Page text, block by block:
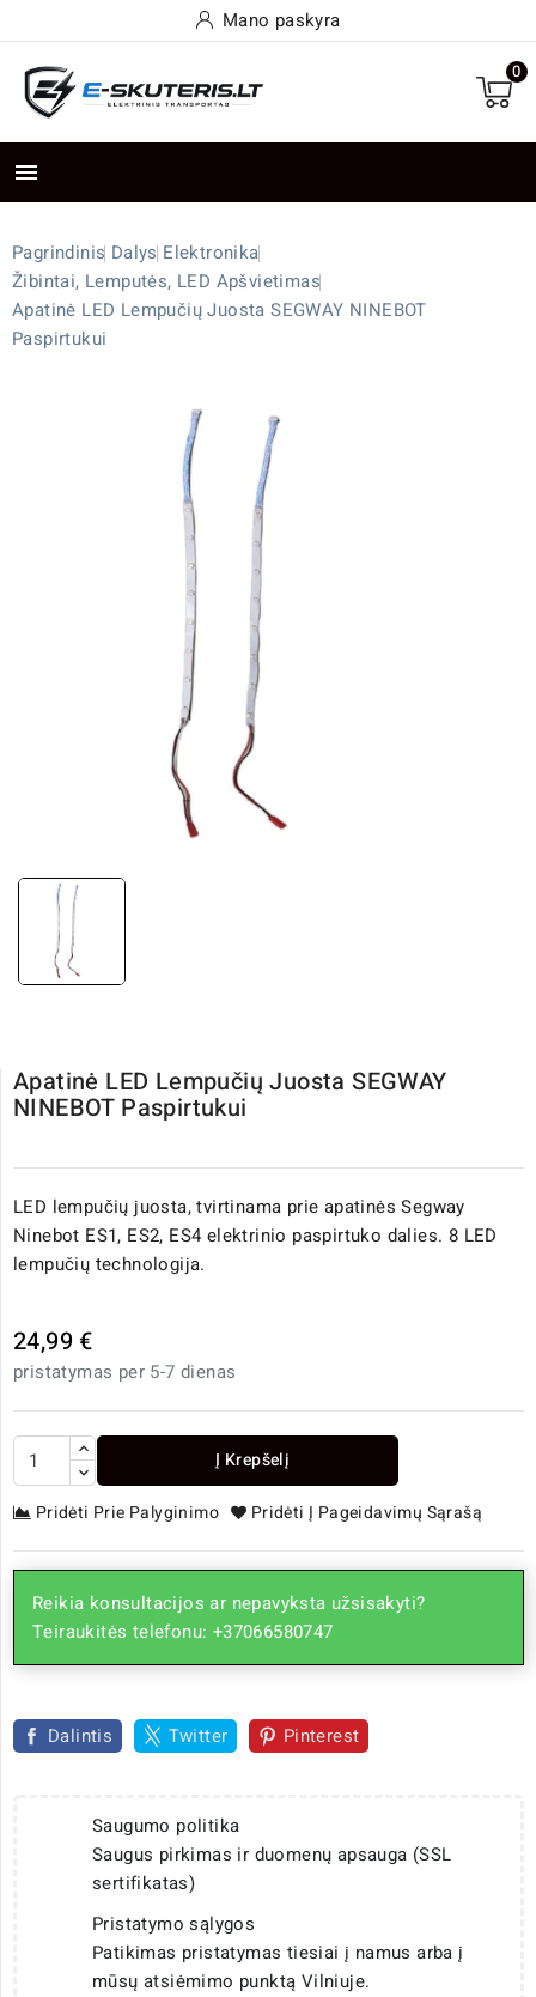
Mano paskyra
0

Pagrindinis Dalys Elektronika
Žibintai, Lemputės, LED Apšvietimas
Apatinė LED Lempučių Juosta SEGWAY NINEBOT
Paspirtukui
Apatinė LED Lempučių Juosta SEGWAY
NINEBOT Paspirtukui
LED lempučių juosta, tvirtinama prie apatinės Segway
Ninebot ES1, ES2, ES4 elektrinio paspirtuko dalies. 8 LED
lempučių technologija.
24,99 €
pristatymas per 5-7 dienas
Į Krepšelį
Pridėti Prie Palyginimo Pridėti Į Pageidavimų Sąrašą
Reikia konsultacijos ar nepavyksta užsisakyti?
Teiraukitės telefonu: +37066580747
Dalintis Twitter Pinterest
Saugumo politika
Saugus pirkimas ir duomenų apsauga (SSL
sertifikatas)
Pristatymo sąlygos
Patikimas pristatymas tiesiai į namus arba į
mūsų atsiėmimo punktą Vilniuje.